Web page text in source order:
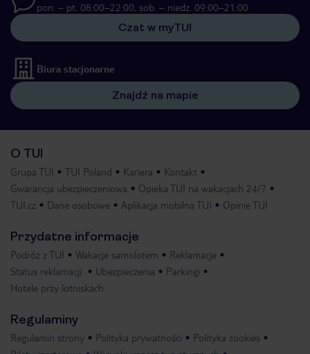
pon. – pt. 08:00–22:00, sob. – niedz. 09:00–21:00
Czat w myTUI
Biura stacjonarne
Znajdź na mapie
O TUI
Grupa TUI TUI Poland Kariera
Kontakt
Gwarancja ubezpieczeniowa
Opieka TUI na wakacjach 24/7
TUI.cz
Dane osobowe Aplikacja mobilna TUI Opinie TUI
Przydatne informacje
Podróż z TUI Wakacje samolotem
Reklamacje
Status reklamacji
Ubezpieczenia
Parkingi
Hotele przy lotniskach
Regulaminy
Regulamin strony Polityka prywatności
Polityka cookies